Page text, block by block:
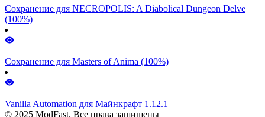
Сохранение для NECROPOLIS: A Diabolical Dungeon Delve
(100%)
Сохранение для Masters of Anima (100%)
Vanilla Automation для Майнкрафт 1.12.1
© 2025 ModFast. Все права защищены